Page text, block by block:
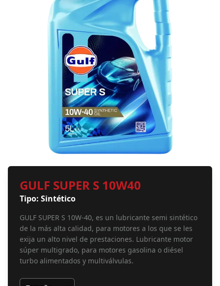
GULF SUPER S 10W40
Tipo: Sintético
GULF SUPER S 10W-40, es un lubricante semi sintético
de la más alta calidad, para motores a los que se les
exija un alto nivel de prestaciones. Lubricante motor
súper multigrado, para motores gasolina o diésel
turbo alimentados y multiválvulas.
Tamaño